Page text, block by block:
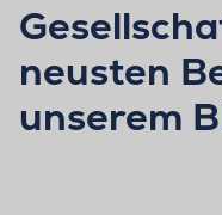
neusten
unserem